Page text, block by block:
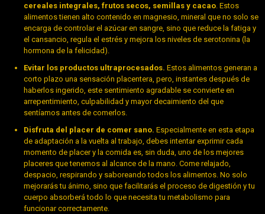
cereales integrales, frutos secos, semillas y cacao. Estos
alimentos tienen alto contenido en magnesio, mineral que no solo se
encarga de controlar el azúcar en sangre, sino que reduce la fatiga y
el cansancio, regula el estrés y mejora los niveles de serotonina (la
hormona de la felicidad).
Evitar los productos ultraprocesados. Estos alimentos generan a
corto plazo una sensación placentera, pero, instantes después de
haberlos ingerido, este sentimiento agradable se convierte en
arrepentimiento, culpabilidad y mayor decaimiento del que
sentíamos antes de comerlos.
Disfruta del placer de comer sano. Especialmente en esta etapa
de adaptación a la vuelta al trabajo, debes intentar exprimir cada
momento de placer y la comida es, sin duda, uno de los mejores
placeres que tenemos al alcance de la mano. Come relajado,
despacio, respirando y saboreando todos los alimentos. No solo
mejorarás tu ánimo, sino que facilitarás el proceso de digestión y tu
cuerpo absorberá todo lo que necesita tu metabolismo para
funcionar correctamente.